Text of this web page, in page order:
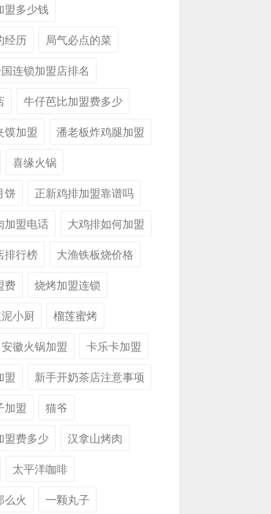
盟多少钱
经历
局气必点的菜
连锁加盟店排名
牛仔芭比加盟费多少
馍加盟
潘老板炸鸡腿加盟
喜缘火锅
饼
正新鸡排加盟靠谱吗
加盟电话
大鸡排如何加盟
排行榜
大渔铁板烧价格
费
烧烤加盟连锁
小厨
榴莲蜜烤
安徽火锅加盟
卡乐卡加盟
盟
新手开奶茶店注意事项
加盟
猫爷
盟费多少
汉拿山烤肉
太平洋咖啡
么火
一颗丸子